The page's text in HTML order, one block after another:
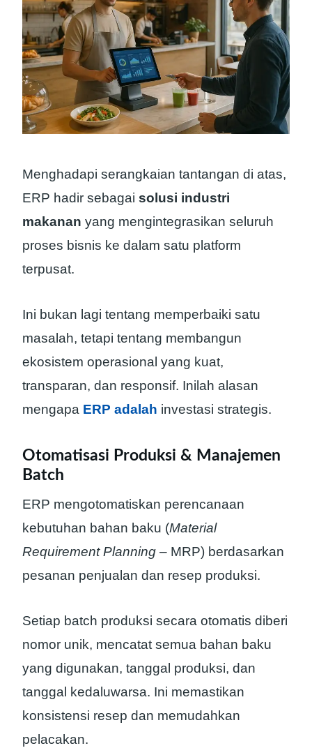
Menghadapi serangkaian tantangan di atas,
ERP hadir sebagai solusi industri
makanan yang mengintegrasikan seluruh
proses bisnis ke dalam satu platform
terpusat.
Ini bukan lagi tentang memperbaiki satu
masalah, tetapi tentang membangun
ekosistem operasional yang kuat,
transparan, dan responsif. Inilah alasan
mengapa ERP adalah investasi strategis.
Otomatisasi Produksi & Manajemen
Batch
ERP mengotomatiskan perencanaan
kebutuhan bahan baku (Material
Requirement Planning – MRP) berdasarkan
pesanan penjualan dan resep produksi.
Setiap batch produksi secara otomatis diberi
nomor unik, mencatat semua bahan baku
yang digunakan, tanggal produksi, dan
tanggal kedaluwarsa. Ini memastikan
konsistensi resep dan memudahkan
pelacakan.